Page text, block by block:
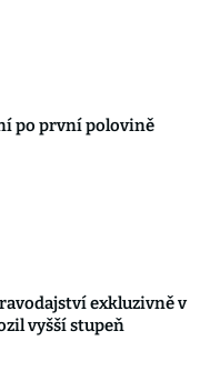
po první polovině
exkluzivně v
vyšší stupeň